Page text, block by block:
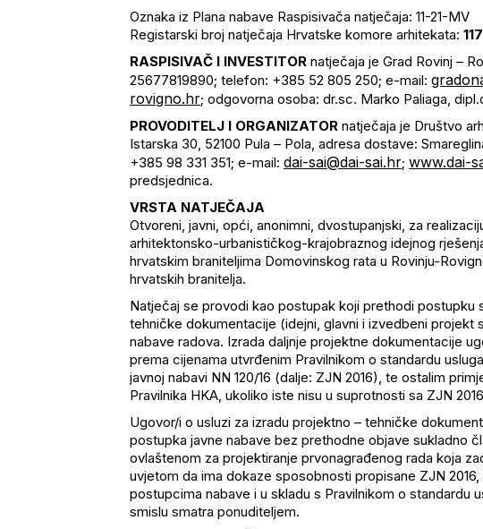
Oznaka iz Plana nabave Raspisivača natječaja: 11-21-MV
Registarski broj natječaja Hrvatske komore arhitekata:
RASPISIVAČ I INVESTITOR natječaja je Grad Rovinj –
25677819890; telefon: +385 52 805 250; e-mail:
rovigno.hr; odgovorna osoba: dr.sc. Marko Paliaga,
PROVODITELJ I ORGANIZATOR natječaja je Društvo
Istarska 30, 52100 Pula – Pola, adresa dostave:
+385 98 331 351; e-mail: dai-sai@dai-sai.hr; www.dai-
predsjednica.
VRSTA NATJEČAJA
Otvoreni, javni, opći, anonimni, dvostupanjski, za
arhitektonsko-urbanističkog-krajobraznog idejnog
hrvatskim braniteljima Domovinskog rata u Rovinju-
hrvatskih branitelja.
Natječaj se provodi kao postupak koji prethodi postupku
tehničke dokumentacije (idejni, glavni i izvedbeni
nabave radova. Izrada daljnje projektne dokumentacije
prema cijenama utvrđenim Pravilnikom o standardu
javnoj nabavi NN 120/16 (dalje: ZJN 2016), te ostalim
Pravilnika HKA, ukoliko iste nisu u suprotnosti sa ZJN
Ugovor/i o usluzi za izradu projektno – tehničke
postupka javne nabave bez prethodne objave sukladno
ovlaštenom za projektiranje prvonagrađenog rada koja
uvjetom da ima dokaze sposobnosti propisane ZJN
postupcima nabave i u skladu s Pravilnikom o standardu
smislu smatra ponuditeljem.